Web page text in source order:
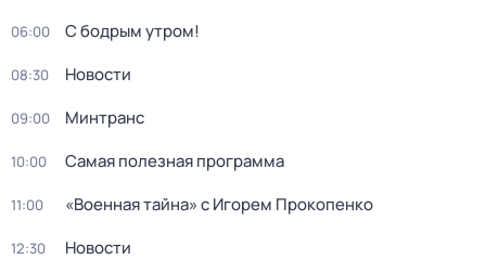
06:00 С бодрым утром!
08:30 Новости
09:00 Минтранс
10:00 Самая полезная программа
11:00 «Военная тайна» с Игорем Прокопенко
12:30 Новости